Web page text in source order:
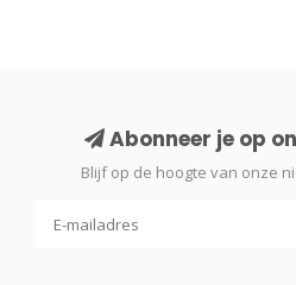
Abonneer je op
Blijf op de hoogte van onze